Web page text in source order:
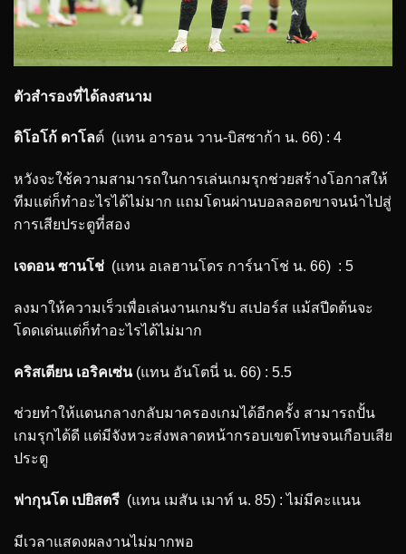
ตัวสำรองที่ได้ลงสนาม
ดิโอโก้ ดาโลต์ (แทน อารอน วาน-บิสซาก้า น. 66) : 4
หวังจะใช้ความสามารถในการเล่นเกมรุกช่วยสร้างโอกาสให้
ทีมแต่ก็ทำอะไรได้ไม่มาก แถมโดนผ่านบอลลอดขาจนนำไปสู่
การเสียประตูที่สอง
เจดอน ซานโช่ (แทน อเลฮานโดร การ์นาโช่ น. 66) : 5
ลงมาให้ความเร็วเพื่อเล่นงานเกมรับ สเปอร์ส แม้สปีดต้นจะ
โดดเด่นแต่ก็ทำอะไรได้ไม่มาก
คริสเตียน เอริคเซ่น(แทน อันโตนี่ น. 66) : 5.5
ช่วยทำให้แดนกลางกลับมาครองเกมได้อีกครั้ง สามารถปั้น
เกมรุกได้ดี แต่มีจังหวะส่งพลาดหน้ากรอบเขตโทษจนเกือบเสีย
ประตู
ฟากุนโด เปยิสตรี (แทน เมสัน เมาท์ น. 85) : ไม่มีคะแนน
มีเวลาแสดงผลงานไม่มากพอ